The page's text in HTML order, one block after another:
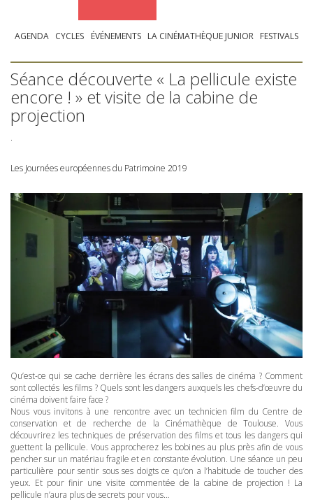
AGENDA CYCLES ÉVÉNEMENTS LA CINÉMATHÈQUE JUNIOR FESTIVALS
Séance découverte « La pellicule existe
encore ! » et visite de la cabine de
projection
.
Les Journées européennes du Patrimoine 2019
Qu’est-ce qui se cache derrière les écrans des salles de cinéma ? Comment
sont collectés les films ? Quels sont les dangers auxquels les chefs-d’œuvre du
cinéma doivent faire face ?
Nous vous invitons à une rencontre avec un technicien film du Centre de
conservation et de recherche de la Cinémathèque de Toulouse. Vous
découvrirez les techniques de préservation des films et tous les dangers qui
guettent la pellicule. Vous approcherez les bobines au plus près afin de vous
pencher sur un matériau fragile et en constante évolution. Une séance un peu
particulière pour sentir sous ses doigts ce qu’on a l’habitude de toucher des
yeux. Et pour finir une visite commentée de la cabine de projection ! La
pellicule n’aura plus de secrets pour vous…